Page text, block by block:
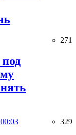
271
329